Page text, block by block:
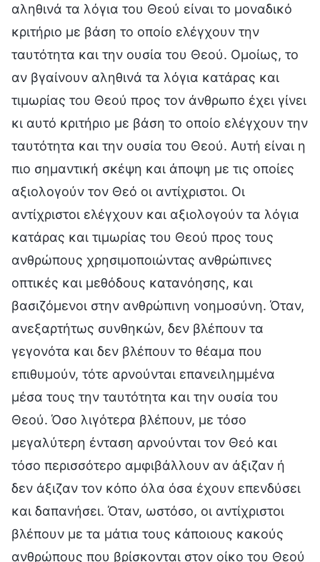
αληθινά τα λόγια του Θεού είναι το μοναδικό
κριτήριο με βάση το οποίο ελέγχουν την
ταυτότητα και την ουσία του Θεού. Ομοίως, το
αν βγαίνουν αληθινά τα λόγια κατάρας και
τιμωρίας του Θεού προς τον άνθρωπο έχει γίνει
κι αυτό κριτήριο με βάση το οποίο ελέγχουν την
ταυτότητα και την ουσία του Θεού. Αυτή είναι η
πιο σημαντική σκέψη και άποψη με τις οποίες
αξιολογούν τον Θεό οι αντίχριστοι. Οι
αντίχριστοι ελέγχουν και αξιολογούν τα λόγια
κατάρας και τιμωρίας του Θεού προς τους
ανθρώπους χρησιμοποιώντας ανθρώπινες
οπτικές και μεθόδους κατανόησης, και
βασιζόμενοι στην ανθρώπινη νοημοσύνη. Όταν,
ανεξαρτήτως συνθηκών, δεν βλέπουν τα
γεγονότα και δεν βλέπουν το θέαμα που
επιθυμούν, τότε αρνούνται επανειλημμένα
μέσα τους την ταυτότητα και την ουσία του
Θεού. Όσο λιγότερα βλέπουν, με τόσο
μεγαλύτερη ένταση αρνούνται τον Θεό και
τόσο περισσότερο αμφιβάλλουν αν άξιζαν ή
δεν άξιζαν τον κόπο όλα όσα έχουν επενδύσει
και δαπανήσει. Όταν, ωστόσο, οι αντίχριστοι
βλέπουν με τα μάτια τους κάποιους κακούς
ανθρώπους που βρίσκονται στον οίκο του Θεού